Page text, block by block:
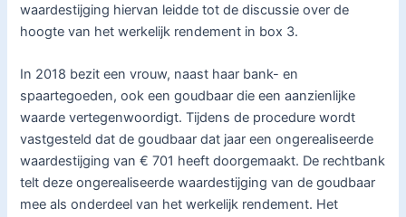
waardestijging hiervan leidde tot de discussie over de
hoogte van het werkelijk rendement in box 3.
In 2018 bezit een vrouw, naast haar bank- en
spaartegoeden, ook een goudbaar die een aanzienlijke
waarde vertegenwoordigt. Tijdens de procedure wordt
vastgesteld dat de goudbaar dat jaar een ongerealiseerde
waardestijging van € 701 heeft doorgemaakt. De rechtbank
telt deze ongerealiseerde waardestijging van de goudbaar
mee als onderdeel van het werkelijk rendement. Het